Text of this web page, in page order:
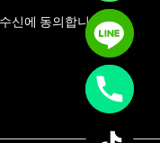
신에 동의합니다.